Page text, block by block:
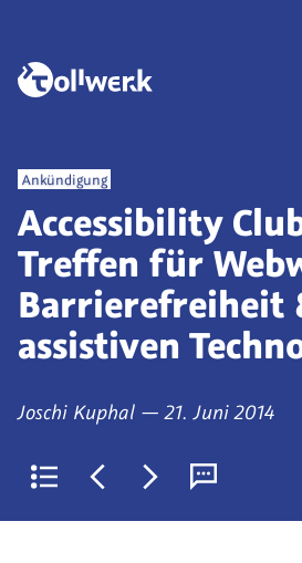
Accessibility
Treffen für
Barrierefreiheit
assistiven
Veröffentlicht
Ankündigung
von
Joschi Kuphal —am
21. Juni 2014
Zurück
zur
Jüngerer
Artikel:
Älterer
Artikel:(derzeit